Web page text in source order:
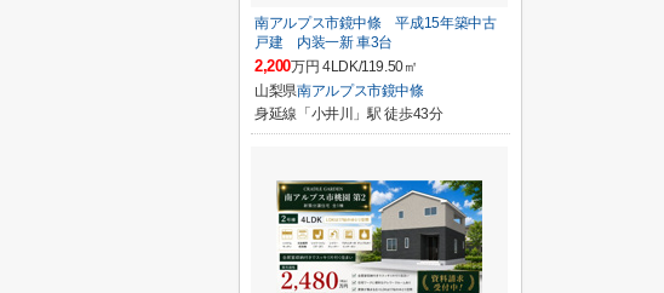
南アルプス市鏡中條 平成15年築中古
戸建 内装一新 車3台
2,200万円 4LDK/119.50㎡
山梨県南アルプス市鏡中條
身延線「小井川」駅 徒歩43分